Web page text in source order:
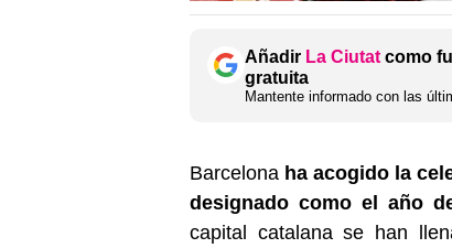
Añadir La Ciutat como
gratuita
Mantente informado con las
Barcelona ha acogido la
designado como el año
capital catalana se han